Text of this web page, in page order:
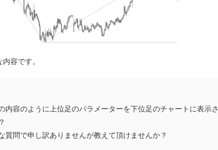
容です。
内容のように上位足のパラメーターを下位足のチャートに表示さ
質問で申し訳ありませんが教えて頂けませんか？